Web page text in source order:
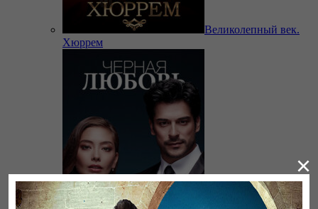
Великолепный век.
Хюррем
×